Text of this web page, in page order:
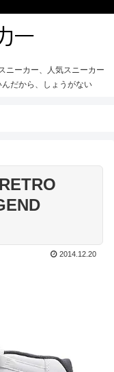
ニーカー、人気スニーカー
だから、しょうがない
2014.12.20